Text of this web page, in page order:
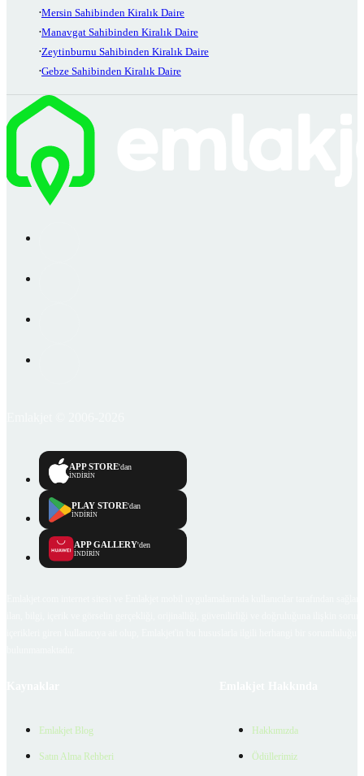
Mersin Sahibinden Kiralık Daire
Manavgat Sahibinden Kiralık Daire
Zeytinburnu Sahibinden Kiralık Daire
Gebze Sahibinden Kiralık Daire
APP STORE'dan
İNDİRİN
PLAY STORE'dan
İNDİRİN
APP GALLERY'den
İNDİRİN
Emlakjet Blog
Satın Alma Rehberi
Hakkımızda
Ödüllerimiz